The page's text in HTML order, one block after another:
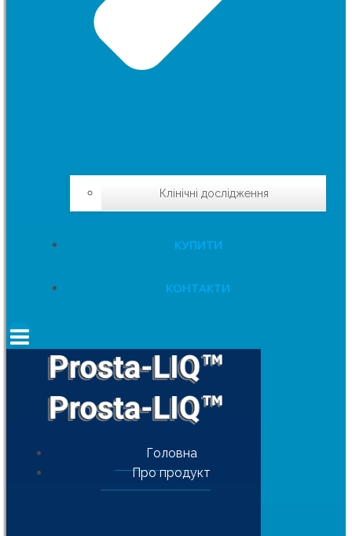
Клінічні дослідження
КУПИТИ
КОНТАКТИ
Головна
Про продукт